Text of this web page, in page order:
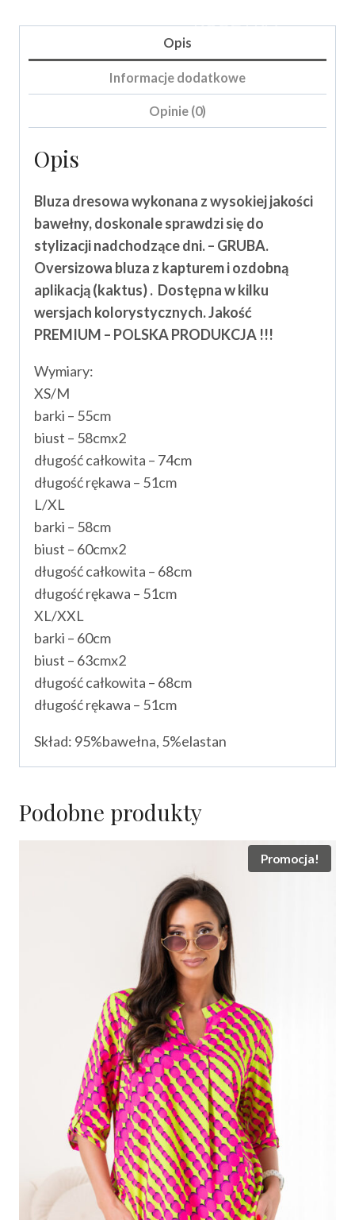
KOSZYKA
Opis
Informacje dodatkowe
Opinie (0)
Opis
Bluza dresowa wykonana z wysokiej jakości
bawełny, doskonale sprawdzi się do
stylizacji nadchodzące dni. – GRUBA.
Oversizowa bluza z kapturem i ozdobną
aplikacją (kaktus) . Dostępna w kilku
wersjach kolorystycznych.Jakość
PREMIUM – POLSKA PRODUKCJA !!!
Wymiary:
XS/M
barki – 55cm
biust – 58cmx2
długość całkowita – 74cm
długość rękawa – 51cm
L/XL
barki – 58cm
biust – 60cmx2
długość całkowita – 68cm
długość rękawa – 51cm
XL/XXL
barki – 60cm
biust – 63cmx2
długość całkowita – 68cm
długość rękawa – 51cm
Skład: 95%bawełna, 5%elastan
Podobne produkty
Promocja!